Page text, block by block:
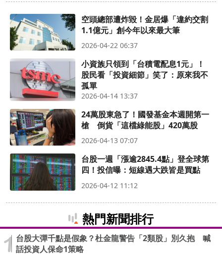
空頭總部遭炸毀！金居爆「違約交割
1.1億元」創今年以來最大筆
2026-04-22 06:37
小資族只領到「台積電配息1元」！
股民看「投資細節」笑了：原來我不
孤單
2026-04-14 13:37
24萬股東急了！國發基金本週開第一
槍 倒貨「這檔綠能股」420萬股
2026-04-13 07:07
台股一週「漲逾2845.4點」登全球第
四！投信曝：短線遇大跌皆是買點
2026-04-12 11:12
熱門新聞排行
台股大彈千點是假象？杜金龍警告「2類股」別久抱 喊
話投資人保命1策略